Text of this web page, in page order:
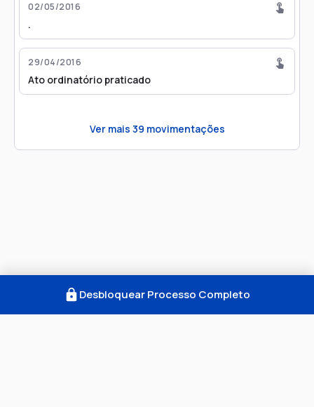
02/05/2016
.
29/04/2016
Ato ordinatório praticado
Ver mais 39 movimentações
Desbloquear Processo Completo